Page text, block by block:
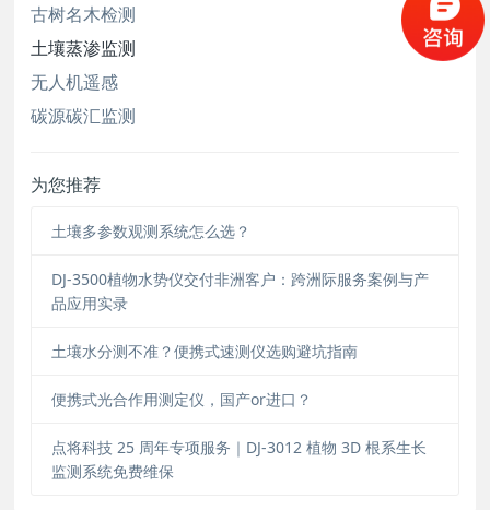
古树名木检测
土壤蒸渗监测
无人机遥感
碳源碳汇监测
为您推荐
土壤多参数观测系统怎么选？
DJ-3500植物水势仪交付非洲客户：跨洲际服务案例与产
品应用实录
土壤水分测不准？便携式速测仪选购避坑指南
便携式光合作用测定仪，国产or进口？
点将科技 25 周年专项服务｜DJ-3012 植物 3D 根系生长
监测系统免费维保